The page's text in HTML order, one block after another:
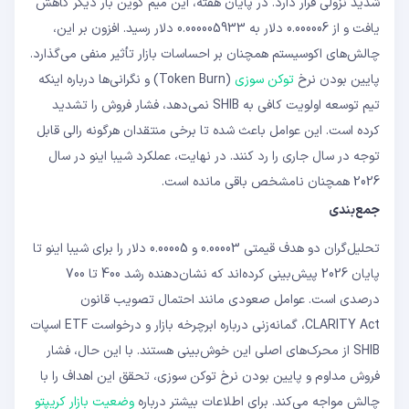
یافت و از 0.000006 دلار به 0.000005933 دلار رسید. افزون بر این،
چالش‌های اکوسیستم همچنان بر احساسات بازار تأثیر منفی می‌گذارد.
پایین بودن نرخ توکن سوزی
(Token Burn) و نگرانی‌ها درباره اینکه
تیم توسعه اولویت کافی به SHIB نمی‌دهد، فشار فروش را تشدید
کرده است. این عوامل باعث شده تا برخی منتقدان هرگونه رالی قابل
توجه در سال جاری را رد کنند. در نهایت، عملکرد شیبا اینو در سال
2026 همچنان نامشخص باقی مانده است.
جمع‌بندی
تحلیل‌گران دو هدف قیمتی 0.00003 و 0.00005 دلار را برای شیبا اینو تا
پایان 2026 پیش‌بینی کرده‌اند که نشان‌دهنده رشد 400 تا 700
درصدی است. عوامل صعودی مانند احتمال تصویب قانون
CLARITY Act، گمانه‌زنی درباره ابرچرخه بازار و درخواست ETF اسپات
SHIB از محرک‌های اصلی این خوش‌بینی هستند. با این حال، فشار
فروش مداوم و پایین بودن نرخ توکن سوزی، تحقق این اهداف را با
چالش مواجه می‌کند. برای اطلاعات بیشتر درباره وضعیت بازار کریپتو